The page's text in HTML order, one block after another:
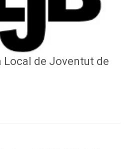
Local de Joventut de